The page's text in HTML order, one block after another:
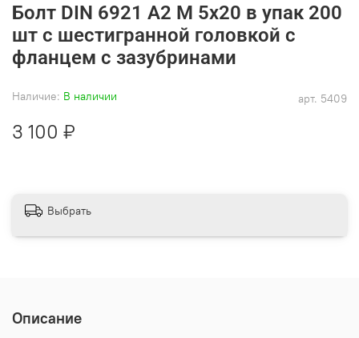
арт. 5409
Наличие: В наличии
Болт DIN 6921 А2 M 5х20 в упак 200
шт с шестигранной головкой с
фланцем с зазубринами
3 100 ₽
Выбрать
Описание